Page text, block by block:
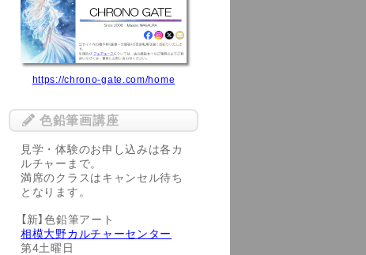
https://chrono-gate.com/home
色鉛筆画講座
見学・体験のお申し込みは各カ
ルチャーまで。
満席のクラスはキャンセル待ち
となります。
【新】色鉛筆アート
相模大野カルチャーセンター
第4土曜日